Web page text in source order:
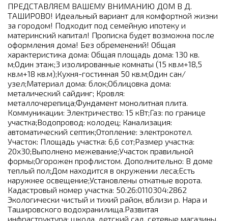
ПРЕДСТАВЛЯЕМ ВАШЕМУ ВНИМАНИЮ ДОМ В Д.
ТАШИРОВО! Идеальный вариант для комфортной жизни
за городом! Подходит под семейную ипотеку и
материнский капитал! Прописка будет возможна после
оформления дома! Без обременений! Общая
характеристика дома: Общая площадь дома: 130 кв.
м;Один этаж;3 изолированные комнаты (15 кв.м+18,5
кв.м+18 кв.м);Кухня-гостинная 50 кв.м;Один сан/
узел;Материал дома: блок;Облицовка дома:
металический сайдинг; Кровля:
металлочерепица;Фундамент монолитная плита.
Коммуникации: Электричество: 15 кВт;Газ: по границе
участка;Водопровод: колодец; Канализация:
автоматический септик;Отопление: электрокотел.
Участок: Площадь участка: 6,6 сот;Размер участка:
20х30;Выполнено межевание;Участок правильной
формы;Огорожен профлистом. Дополнительно: В доме
теплый пол;Дом находится в окружении леса;Есть
наружнее освещение;Установлены откатные ворота.
Кадастровый номер участка: 50:26:0110304:2862
Экологически чистый и тихий район, вблизи р. Нара и
Ташировского водохранилища.Развитая
инфраструктура: школа, детский сад, сетевые магазины,